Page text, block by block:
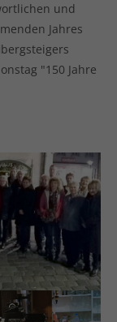
und
Jahres
"150 Jahre